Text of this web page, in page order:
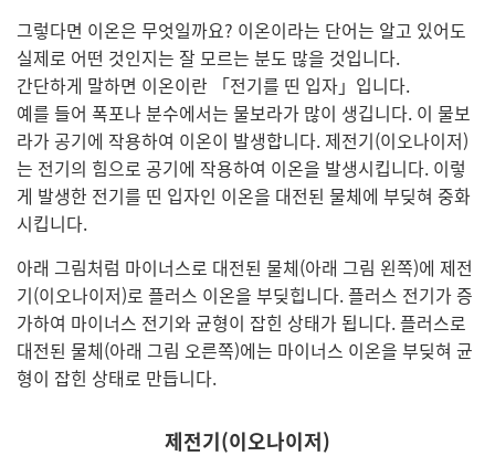
그렇다면 이온은 무엇일까요? 이온이라는 단어는 알고 있어도
실제로 어떤 것인지는 잘 모르는 분도 많을 것입니다.
간단하게 말하면 이온이란 「전기를 띤 입자」입니다.
예를 들어 폭포나 분수에서는 물보라가 많이 생깁니다. 이 물보
라가 공기에 작용하여 이온이 발생합니다. 제전기(이오나이저)
는 전기의 힘으로 공기에 작용하여 이온을 발생시킵니다. 이렇
게 발생한 전기를 띤 입자인 이온을 대전된 물체에 부딪혀 중화
시킵니다.
아래 그림처럼 마이너스로 대전된 물체(아래 그림 왼쪽)에 제전
기(이오나이저)로 플러스 이온을 부딪힙니다. 플러스 전기가 증
가하여 마이너스 전기와 균형이 잡힌 상태가 됩니다. 플러스로
대전된 물체(아래 그림 오른쪽)에는 마이너스 이온을 부딪혀 균
형이 잡힌 상태로 만듭니다.
제전기(이오나이저)